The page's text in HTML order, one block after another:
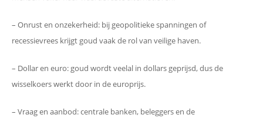
– Onrust en onzekerheid: bij geopolitieke spanningen of
recessievrees krijgt goud vaak de rol van veilige haven.
– Dollar en euro: goud wordt veelal in dollars geprijsd, dus de
wisselkoers werkt door in de europrijs.
– Vraag en aanbod: centrale banken, beleggers en de